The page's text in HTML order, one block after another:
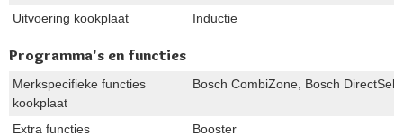
Uitvoering kookplaat
Inductie
Programma's en functies
Merkspecifieke functies
kookplaat
Bosch CombiZone, Bosch
Extra functies
Booster